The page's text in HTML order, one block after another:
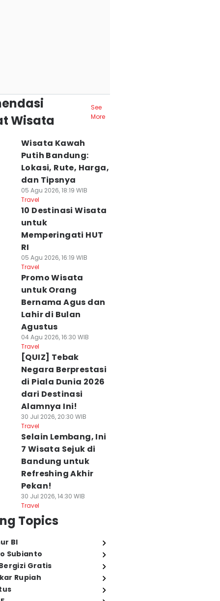
Wisata
See
More
Wisata Kawah
Putih Bandung:
Lokasi, Rute, Harga,
dan Tipsnya
05 Agu 2026, 18:19 WIB
Travel
10 Destinasi Wisata
untuk
Memperingati HUT
RI
05 Agu 2026, 16:19 WIB
Travel
Promo Wisata
untuk Orang
Bernama Agus dan
Lahir di Bulan
Agustus
04 Agu 2026, 16:30 WIB
Travel
[QUIZ] Tebak
Negara Berprestasi
di Piala Dunia 2026
dari Destinasi
Alamnya Ini!
30 Jul 2026, 20:30 WIB
Travel
Selain Lembang, Ini
7 Wisata Sejuk di
Bandung untuk
Refreshing Akhir
Pekan!
30 Jul 2026, 14:30 WIB
Travel
Topics
BI
Subianto
Gratis
Rupiah